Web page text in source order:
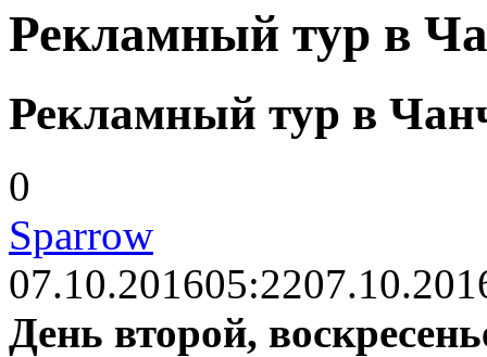
Рекламный тур в
Рекламный тур в
0
Sparrow
07.10.201605:22
День второй,